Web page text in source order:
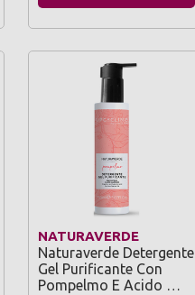
NATURAVERDE
Naturaverde Detergente
Gel Purificante Con
Pompelmo E Acido …